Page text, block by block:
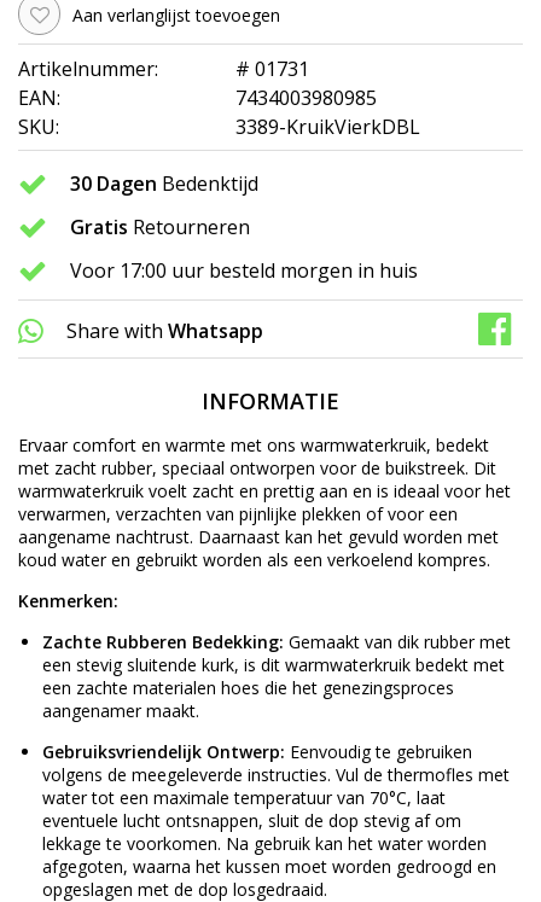
Aan verlanglijst toevoegen
Artikelnummer:
# 01731
EAN:
7434003980985
SKU:
3389-KruikVierkDBL
30 Dagen Bedenktijd
Gratis Retourneren
Voor 17:00 uur besteld morgen in huis
Share with Whatsapp
INFORMATIE
Ervaar comfort en warmte met ons warmwaterkruik, bedekt
met zacht rubber, speciaal ontworpen voor de buikstreek. Dit
warmwaterkruik voelt zacht en prettig aan en is ideaal voor het
verwarmen, verzachten van pijnlijke plekken of voor een
aangename nachtrust. Daarnaast kan het gevuld worden met
koud water en gebruikt worden als een verkoelend kompres.
Kenmerken:
Zachte Rubberen Bedekking: Gemaakt van dik rubber met
een stevig sluitende kurk, is dit warmwaterkruik bedekt met
een zachte materialen hoes die het genezingsproces
aangenamer maakt.
Gebruiksvriendelijk Ontwerp: Eenvoudig te gebruiken
volgens de meegeleverde instructies. Vul de thermofles met
water tot een maximale temperatuur van 70°C, laat
eventuele lucht ontsnappen, sluit de dop stevig af om
lekkage te voorkomen. Na gebruik kan het water worden
afgegoten, waarna het kussen moet worden gedroogd en
opgeslagen met de dop losgedraaid.